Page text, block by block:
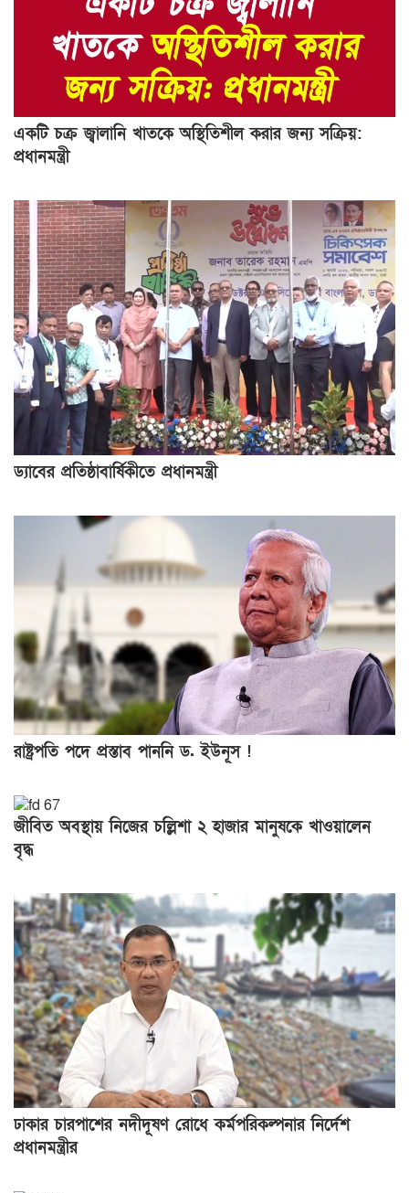
একটি চক্র জ্বালানি খাতকে অস্থিতিশীল করার জন্য সক্রিয়:
প্রধানমন্ত্রী
ড্যাবের প্রতিষ্ঠাবার্ষিকীতে প্রধানমন্ত্রী
রাষ্ট্রপতি পদে প্রস্তাব পাননি ড. ইউনূস !
জীবিত অবস্থায় নিজের চল্লিশা ২ হাজার মানুষকে খাওয়ালেন
বৃদ্ধ
ঢাকার চারপাশের নদীদূষণ রোধে কর্মপরিকল্পনার নির্দেশ
প্রধানমন্ত্রীর